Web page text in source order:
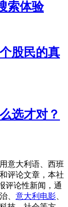
索体验
股民的真
选才对？
意大利语、西班
评论文章，本社
评论性新闻，通
、 意大利电影